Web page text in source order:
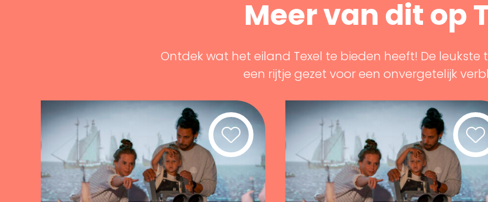
Meer van dit op
Ontdek wat het eiland Texel te bieden heeft! De leukste
een rijtje gezet voor een onvergetelijk